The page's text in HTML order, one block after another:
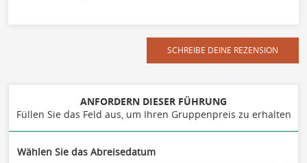
SCHREIBE DEINE REZENSION
ANFORDERN DIESER FÜHRUNG
Füllen Sie das Feld aus, um Ihren Gruppenpreis zu erhalten
Wählen Sie das Abreisedatum